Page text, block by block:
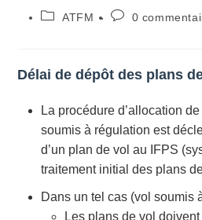
PostATFM
Commentaires
0
Délai de dépôt des plans
La procédure d’allocation
soumis à régulation est
d’un plan de vol au IFPS
traitement initial des plans
Dans un tel cas (vol soumis
Les plans de vol